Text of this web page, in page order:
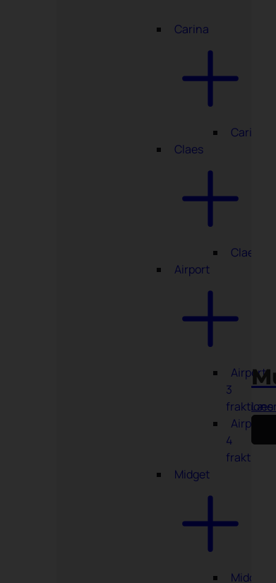
Carina
Carina
Claes
Claes
Airport
Airport
3
Airport
4
fraktioner
Midget
Midget
Læs